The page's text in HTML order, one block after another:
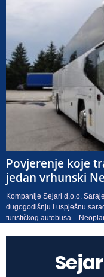
Povjerenje koje
jedan vrhunski
Kompanije Sejari d.o.o.
dugogodišnju i uspješnu
turističkog autobusa –